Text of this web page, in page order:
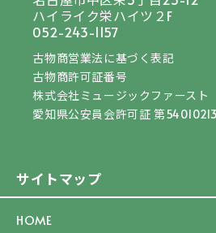
サイトマップ
HOME
ハイライク栄ハイツ２F
052-243-1157
古物商営業法に基づく表記
古物商許可証番号
株式会社ミュージックファースト
愛知県公安員会許可証 第